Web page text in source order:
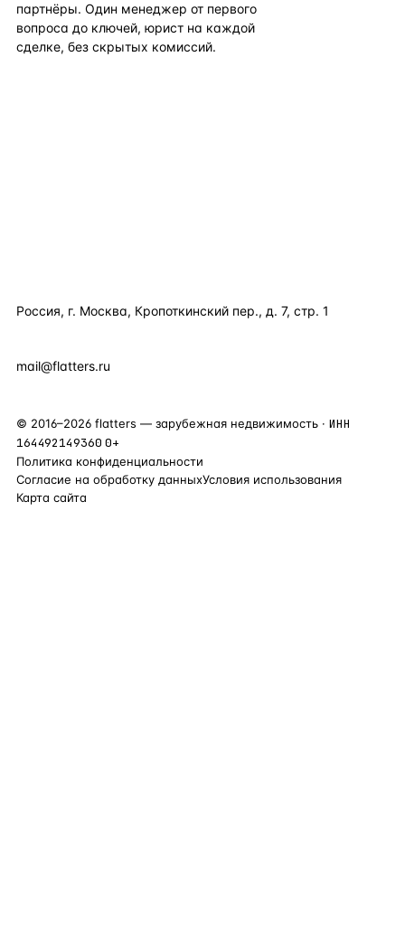
партнёры. Один менеджер от первого
вопроса до ключей, юрист на каждой
сделке, без скрытых комиссий.
Россия, г. Москва, Кропоткинский пер., д. 7, стр. 1
mail@flatters.ru
© 2016–2026 flatters — зарубежная недвижимость · ИНН
164492149360 0+
Политика конфиденциальности
Согласие на обработку данныхУсловия использования
Карта сайта